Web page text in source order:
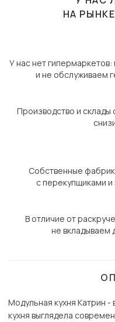
НА
У нас нет
и не обслуживаем
Производство и склады
Собственные
с перекупщиками и
В отличие от
не вкладываем
Модульная кухня Катрин -
кухня выглядела